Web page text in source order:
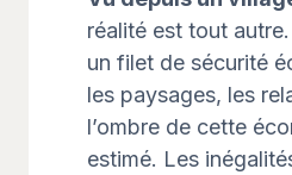
réalité est tout
un filet de sécurité
les paysages, les
l’ombre de cette
estimé. Les